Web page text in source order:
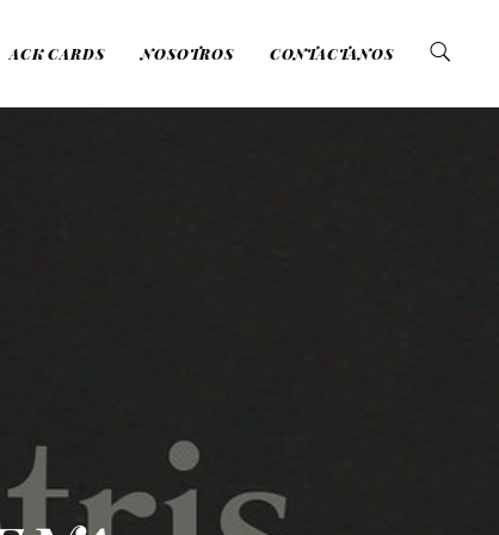
ACK CARDS NOSOTROS CONTACTANOS